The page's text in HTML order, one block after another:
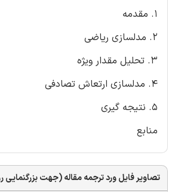
1. مقدمه
2. مدلسازی ریاضی
3. تحلیل مقدار ویژه
4. مدلسازی ارتعاش تصادفی
5. نتیجه گیری
منابع
تصاویر فایل ورد ترجمه مقاله (جهت